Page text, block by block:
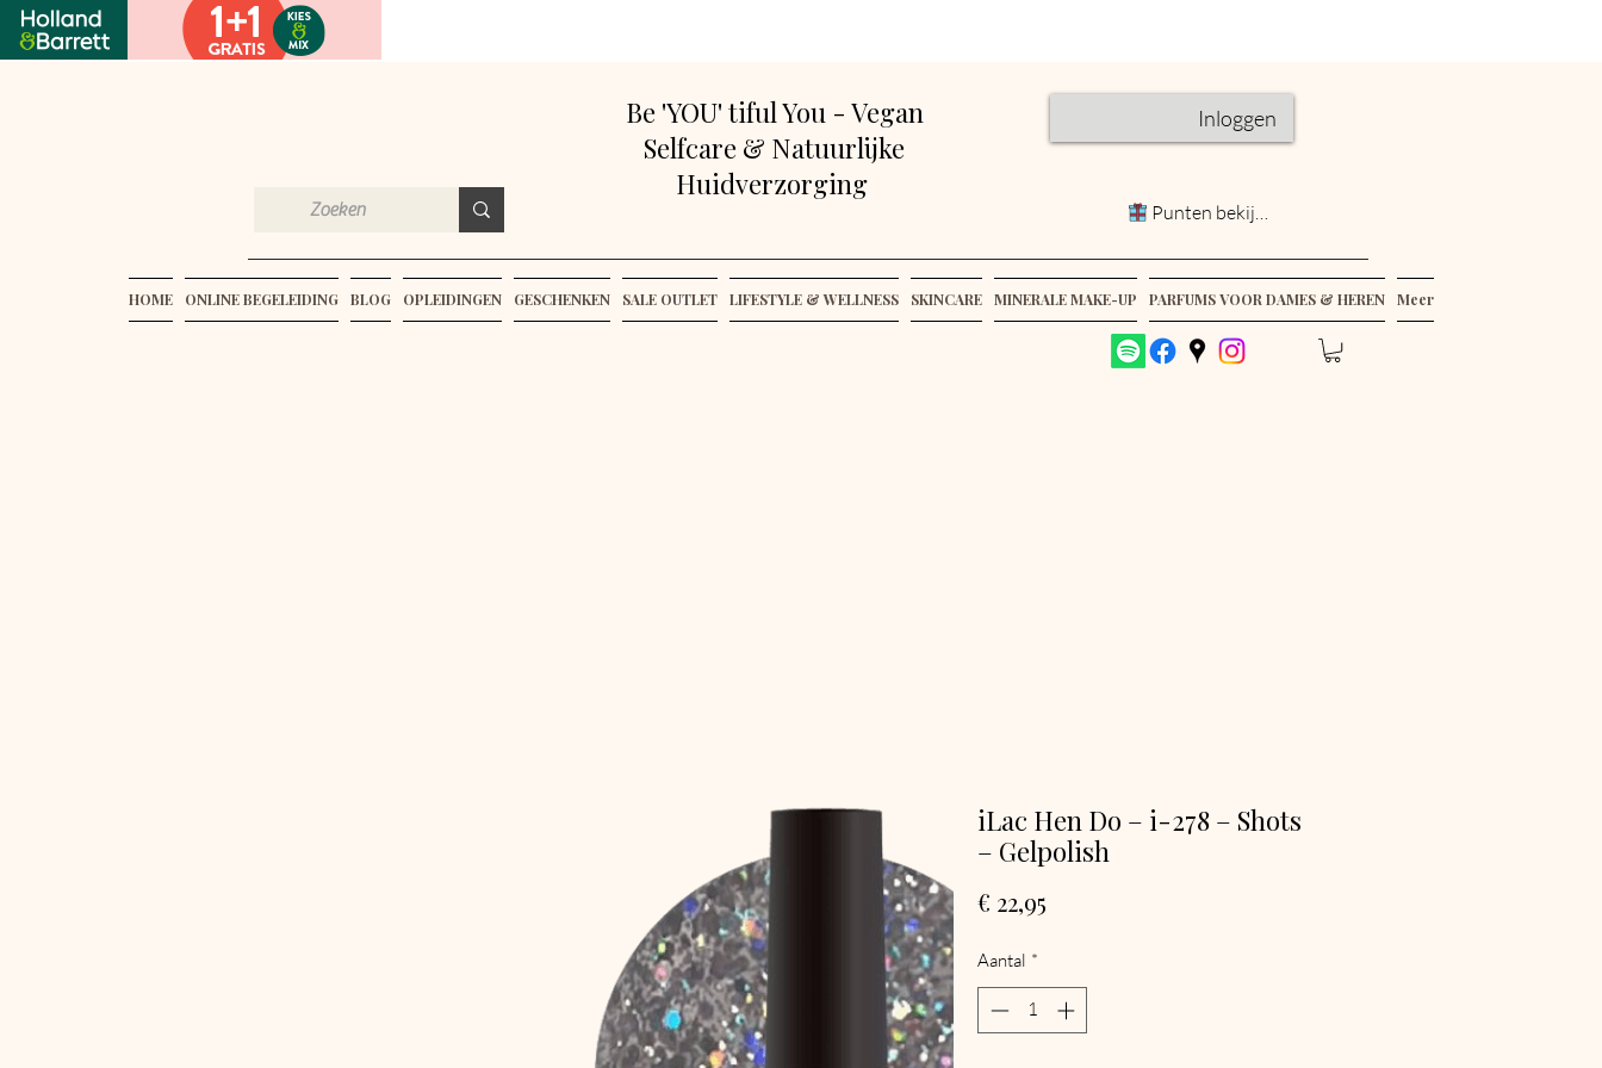
Be 'YOU' tiful You - Vegan
Selfcare & Natuurlijke
Huidverzorging
Inloggen
Punten bekijken
HOME ONLINE BEGELEIDING BLOG OPLEIDINGEN GESCHENKEN SALE OUTLET LIFESTYLE & WELLNESS SKINCARE MINERALE MAKE-UP PARFUMS VOOR DAMES & HEREN Meer
iLac Hen Do – i-278 – Shots
– Gelpolish
€ 22,95
Aantal *